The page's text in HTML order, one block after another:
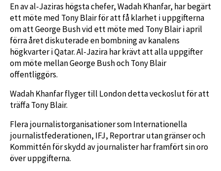
En av al-Jaziras högsta chefer, Wadah Khanfar, har begärt
ett möte med Tony Blair för att få klarhet i uppgifterna
om att George Bush vid ett möte med Tony Blair i april
förra året diskuterade en bombning av kanalens
högkvarter i Qatar. Al-Jazira har krävt att alla uppgifter
om möte mellan George Bush och Tony Blair
offentliggörs.
Wadah Khanfar flyger till London detta veckoslut för att
träffa Tony Blair.
Flera journalistorganisationer som Internationella
journalistfederationen, IFJ, Reportrar utan gränser och
Kommittén för skydd av journalister har framfört sin oro
över uppgifterna.